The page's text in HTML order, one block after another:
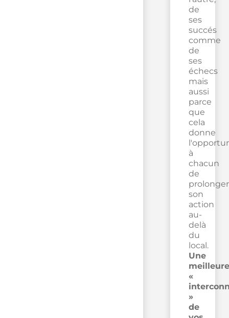
de
ses
succés
comme
de
ses
échecs
mais
aussi
parce
que
cela
donne
à
chacun
de
prolonger
son
action
au-
delà
du
local.
Une
meilleure
«
»
de